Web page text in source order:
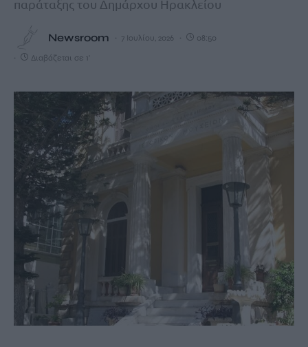
παράταξης του Δημάρχου Ηρακλείου
Newsroom 7 Ιουλίου, 2026 08:50
Διαβάζεται σε 1'